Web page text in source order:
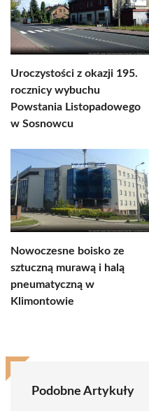
Uroczystości z okazji 195.
rocznicy wybuchu
Powstania Listopadowego
w Sosnowcu
Nowoczesne boisko ze
sztuczną murawą i halą
pneumatyczną w
Klimontowie
Podobne Artykuły